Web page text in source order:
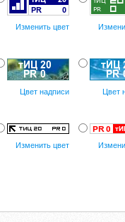
Изменить цвет
Цвет надписи Цвет
Изменить цвет